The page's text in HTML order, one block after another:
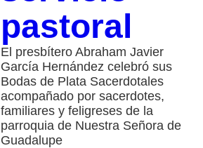
pastoral
El presbítero Abraham Javier
García Hernández celebró sus
Bodas de Plata Sacerdotales
acompañado por sacerdotes,
familiares y feligreses de la
parroquia de Nuestra Señora de
Guadalupe